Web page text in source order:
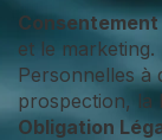
Consentement
et le
Personnelles à
prospection, la
Obligation